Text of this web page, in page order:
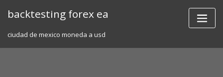
backtesting forex ea
ciudad de mexico moneda a usd